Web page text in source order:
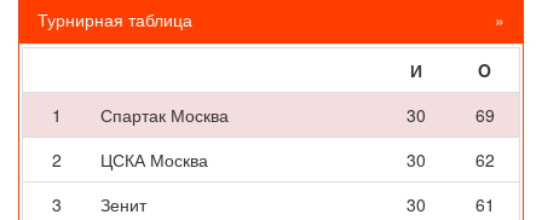
Турнирная таблица »
И
O
1
Спартак Москва 30
69
2
ЦСКА Москва 30
62
3
Зенит 30
61